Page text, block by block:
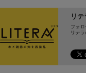
リ
フォ
リテ